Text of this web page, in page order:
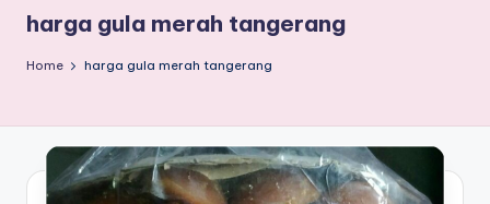
Merah
harga gula merah tangerang
Home harga gula merah tangerang